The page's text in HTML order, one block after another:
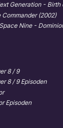
Generation - Birth
Commander (2002)
Nine -
8 / 9
8 / 9 Episoden
Episoden